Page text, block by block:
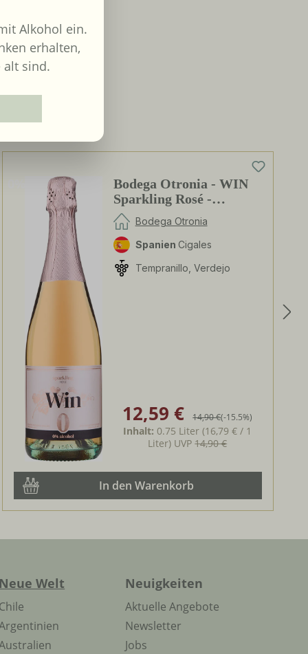
Bodega Otronia - WIN
Sparkling Rosé -
alkoholfrei
Bodega Otronia
Spanien Cigales
Tempranillo, Verdejo
Verkaufspreis:
12,59 € Regulärer Preis:
14,90 €(-15.5%)
Inhalt: 0.75 Liter(16,79 € / 1
Liter) UVP14,90 €
In den Warenkorb
Welt Neuigkeiten
Aktuelle Angebote
Newsletter
Jobs
Alkohol ein.
erhalten,
alt sind.